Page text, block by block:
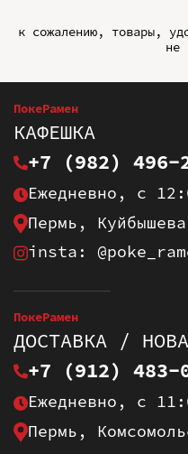
к сожалению, товары,
не
ПокеРамен
КАФЕШКА
+7 (982) 496-
Ежедневно, с
Пермь,
insta:
ПокеРамен
ДОСТАВКА /
+7 (912) 483-
Ежедневно, с
Пермь,